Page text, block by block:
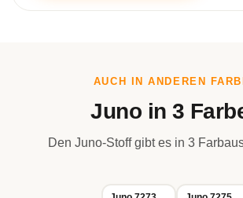
AUCH IN ANDEREN
Juno in 3
Den Juno-Stoff gibt es in 3